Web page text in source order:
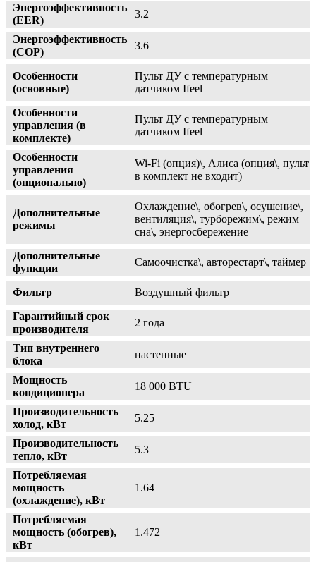
Энергоэффективность
(EER)
3.2
Энергоэффективность
(COP)
3.6
Особенности
(основные)
Пульт ДУ с температурным
датчиком Ifeel
Особенности
управления (в
комплекте)
Пульт ДУ с температурным
датчиком Ifeel
Особенности
управления
(опционально)
Wi-Fi (опция)\, Алиса (опция\, пульт
в комплект не входит)
Дополнительные
режимы
Охлаждение\, обогрев\, осушение\,
вентиляция\, турборежим\, режим
сна\, энергосбережение
Дополнительные
функции
Самоочистка\, авторестарт\, таймер
Фильтр
Воздушный фильтр
Гарантийный срок
производителя
2 года
Тип внутреннего
блока
настенные
Мощность
кондиционера
18 000 BTU
Производительность
холод, кВт
5.25
Производительность
тепло, кВт
5.3
Потребляемая
мощность
(охлаждение), кВт
1.64
Потребляемая
мощность (обогрев),
кВт
1.472